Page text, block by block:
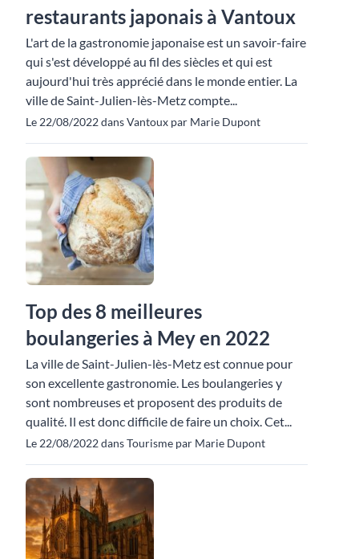
restaurants japonais à Vantoux
L'art de la gastronomie japonaise est un savoir-faire
qui s'est développé au fil des siècles et qui est
aujourd'hui très apprécié dans le monde entier. La
ville de Saint-Julien-lès-Metz compte...
Le 22/08/2022 dans Vantoux par Marie Dupont
Top des 8 meilleures
boulangeries à Mey en 2022
La ville de Saint-Julien-lès-Metz est connue pour
son excellente gastronomie. Les boulangeries y
sont nombreuses et proposent des produits de
qualité. Il est donc difficile de faire un choix. Cet...
Le 22/08/2022 dans Tourisme par Marie Dupont